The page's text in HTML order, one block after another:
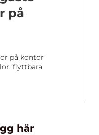
på
på kontor
flyttbara
här